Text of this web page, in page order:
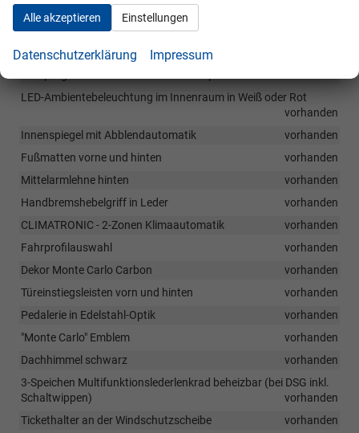
Getränkehalter vorne
LED-Ambientebeleuchtung im Innenraum in Weiß oder Rot
vorhanden
Innenspiegel mit Abblendautomatik
vorhanden
Fußmatten vorne und hinten
vorhanden
Mittelarmlehne hinten
vorhanden
Handbremshebelgriff in Leder
vorhanden
CLIMATRONIC - 2-Zonen Klimaautomatik
vorhanden
Fahrprofilauswahl
vorhanden
Dekor Monte Carlo Carbon
vorhanden
Türeinstiegsleisten vorn und hinten
vorhanden
Pedalerie in Edelstahl-Optik
vorhanden
"Monte Carlo" Emblem
vorhanden
Dachhimmel schwarz
vorhanden
3-Speichen Multifunktionslederlenkrad beheizbar (bei DSG inkl.
Schaltwippen)
vorhanden
Tickethalter an der Windschutzscheibe
vorhanden
Alle akzeptieren Einstellungen
Datenschutzerklärung Impressum